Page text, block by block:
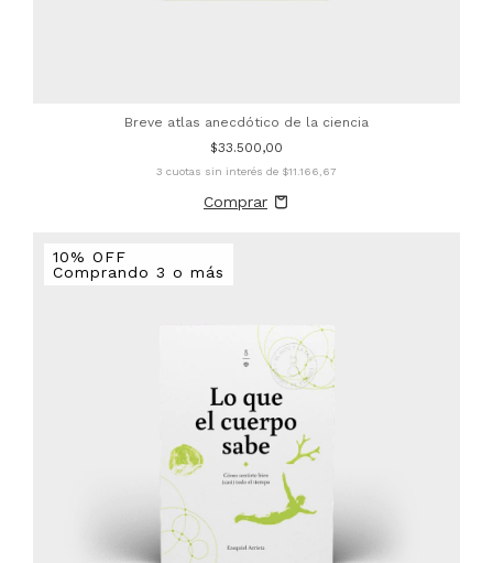
Breve atlas anecdótico de la ciencia
$33.500,00
3 cuotas sin interés de $11.166,67
10% OFF
Comprando 3 o más